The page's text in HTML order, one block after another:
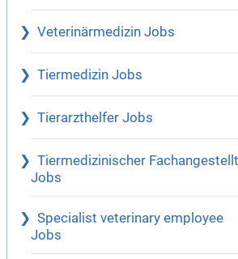
Veterinärmedizin Jobs
Tiermedizin Jobs
Tierarzthelfer Jobs
Tiermedizinischer
Jobs
Specialist veterinary employee
Jobs